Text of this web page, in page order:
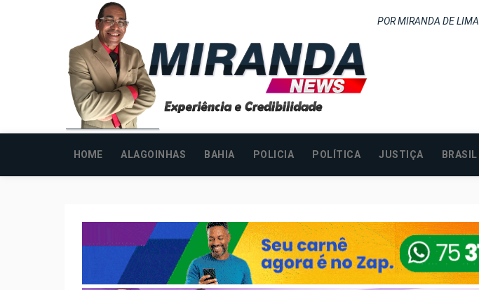
POR MIRANDA DE LIMA
HOME ALAGOINHAS BAHIA POLICIA POLÍTICA JUSTIÇA BRASIL